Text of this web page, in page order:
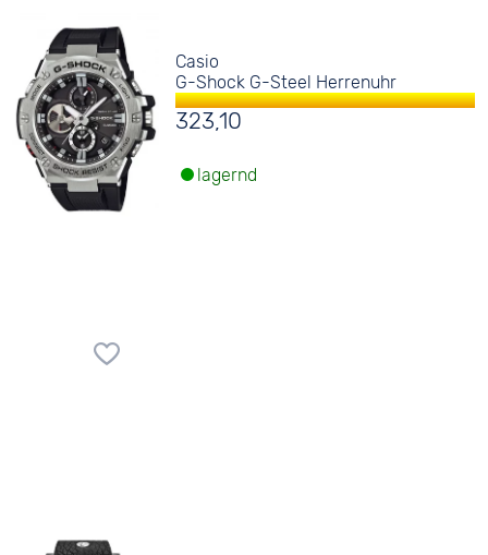
Casio
G-Shock G-Steel Herrenuhr
323,10
lagernd